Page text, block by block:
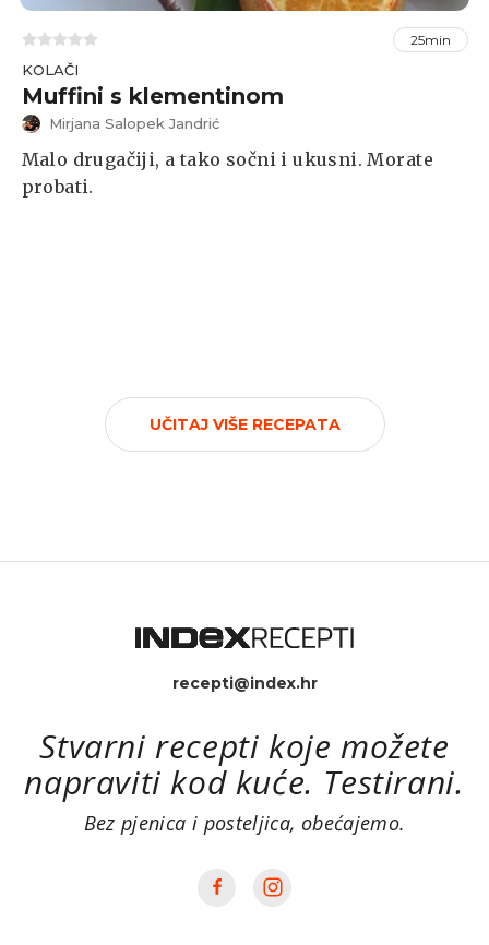
25min
KOLAČI
Muffini s klementinom
Mirjana Salopek Jandrić
Malo drugačiji, a tako sočni i ukusni. Morate
probati.
UČITAJ VIŠE RECEPATA
recepti@index.hr
Stvarni recepti koje možete
napraviti kod kuće. Testirani.
Bez pjenica i posteljica, obećajemo.